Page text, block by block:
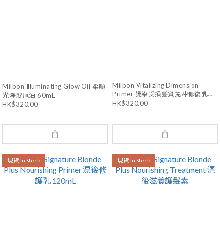
Milbon Illuminating Glow Oil 柔順
光澤髮尾油 60mL
HK$320.00
Milbon Vitalizing Dimension
Primer 燙染受損髪質免冲修復乳
60g
HK$320.00
現貨 In Stock 現貨 In Stock